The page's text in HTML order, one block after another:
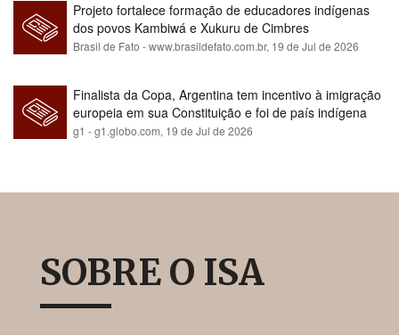
Projeto fortalece formação de educadores indígenas
dos povos Kambiwá e Xukuru de Cimbres
Brasil de Fato - www.brasildefato.com.br, 19 de Jul de 2026
Finalista da Copa, Argentina tem incentivo à imigração
europeia em sua Constituição e foi de país indígena
para maioria branca
g1 - g1.globo.com, 19 de Jul de 2026
SOBRE O ISA